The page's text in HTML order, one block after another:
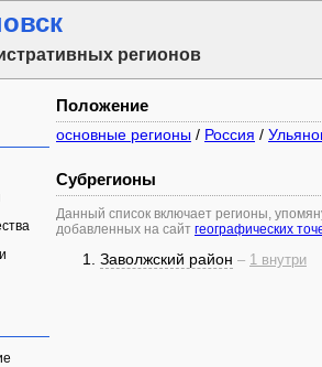
регионов
Положение
основные регионы / Россия /
Субрегионы
Данный список включает регионы,
добавленных на сайт географических
Заволжский район – 1 внутри